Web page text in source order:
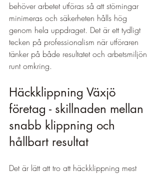
behöver arbetet utföras så att störningar
minimeras och säkerheten hålls hög
genom hela uppdraget. Det är ett tydligt
tecken på professionalism när utföraren
tänker på både resultatet och arbetsmiljön
runt omkring.
Häckklippning Växjö
företag - skillnaden mellan
snabb klippning och
hållbart resultat
Det är lätt att tro att häckklippning mest